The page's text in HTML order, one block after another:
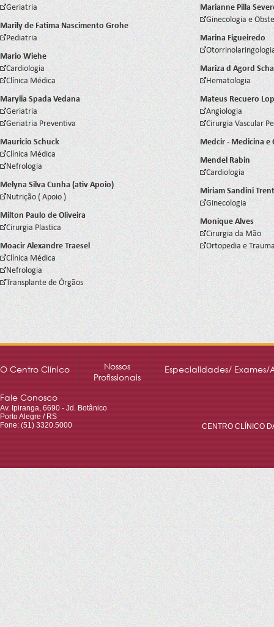
Geriatria
Marily de Fatima Nascimento Grohe
Pediatria
Mario Wiehe
Cardiologia
Clínica Médica
Marylia Spada Vedana
Geriatria
Geriatria Preventiva
Mauricio Schuck
Clínica Médica
Nefrologia
Melyna Silva Cunha (ativ Apoio)
Nutrição ( Apoio )
Milton Paulo de Oliveira
Cirurgia Plastica
Moacir Alexandre Traesel
Clínica Médica
Nefrologia
Transplante de Órgãos
Marianne Pilla
Ginecologia e
Marina Figueiredo
Mariza d Agord
Hematologia
Mateus Recuero
Angiologia
Cirurgia Vascular
Medcir - Medicina e
Mendel Rabin
Cardiologia
Miriam Sandini
Ginecologia
Monique Alves
Cirurgia da Mão
Ortopedia e
O Centro Clínico
Nossos
Profissionais
Especialidades/ Exames/
Fale Conosco
Av. Ipiranga, 6690 - Jd. Botânico
Porto Alegre / RS
Fone: (51) 3320.5000
CENTRO CLÍNICO